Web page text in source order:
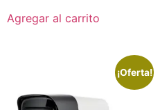
Agregar al carrito
¡Oferta!